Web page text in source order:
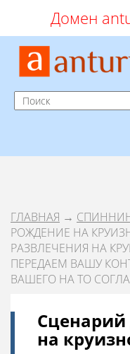
Домен
ГЛАВНАЯ →
РОЖДЕНИЕ НА
РАЗВЛЕЧЕНИЯ НА
ПЕРЕДАЕМ ВАШУ
ВАШЕГО НА ТО
на